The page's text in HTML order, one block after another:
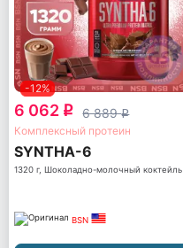
-12%
6 062 q 6 889q
Комплексный протеин
SYNTHA-6
1320 г, Шоколадно-молочный коктейль
BSN